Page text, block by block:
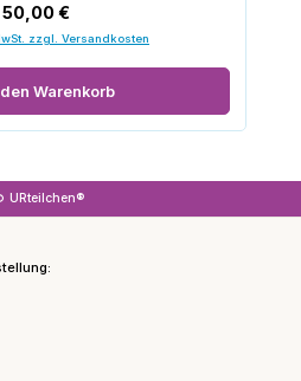
Regulärer Preis:
50,00 €
zzgl. Versandkosten
Warenkorb
URteilchen®